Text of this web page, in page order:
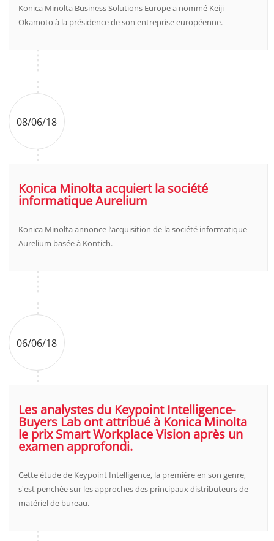
Konica Minolta Business Solutions Europe a nommé Keiji
Okamoto à la présidence de son entreprise européenne.
08/06/18
Konica Minolta acquiert la société
informatique Aurelium
Konica Minolta annonce l’acquisition de la société informatique
Aurelium basée à Kontich.
06/06/18
Les analystes du Keypoint Intelligence-
Buyers Lab ont attribué à Konica Minolta
le prix Smart Workplace Vision après un
examen approfondi.
Cette étude de Keypoint Intelligence, la première en son genre,
s'est penchée sur les approches des principaux distributeurs de
matériel de bureau.